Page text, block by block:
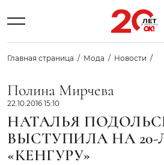
Главная страница Мода Новости
Полина Мирчева
22.10.2016 15:10
НАТАЛЬЯ
ВЫСТУПИЛА НА
«КЕНГУРУ»